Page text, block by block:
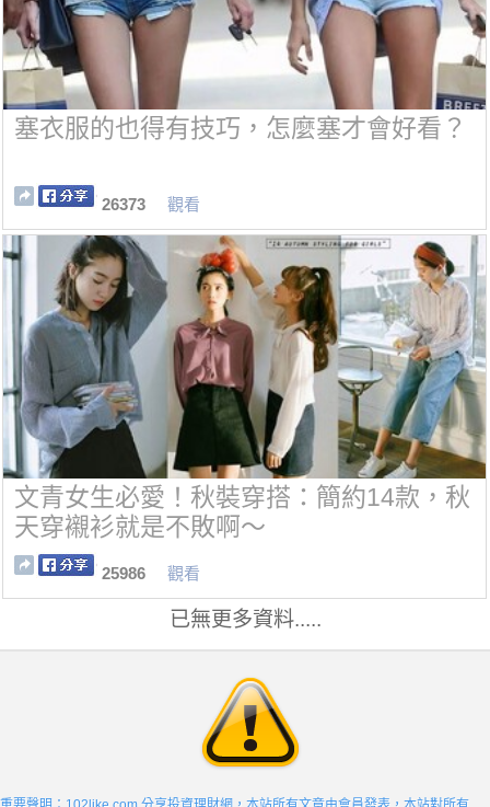
塞衣服的也得有技巧，怎麼塞才會好看？
26373 觀看
文青女生必愛！秋裝穿搭：簡約14款，秋
天穿襯衫就是不敗啊～
25986 觀看
已無更多資料.....